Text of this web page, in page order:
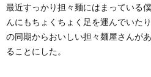
最近すっかり担々麺にはまっている
んにもちょくちょく足を運んでいた
の同期からおいしい担々麺屋さんが
ることにした。